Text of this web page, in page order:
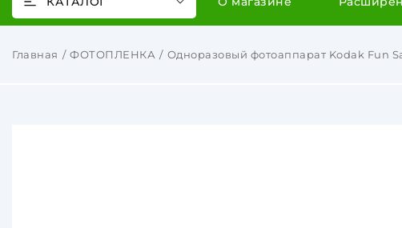
Главная ФОТОПЛЕНКА Одноразовый фотоаппарат Kodak Fun